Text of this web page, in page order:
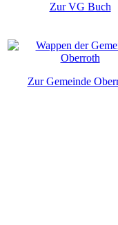
Zur VG Buch
Zur Gemeinde